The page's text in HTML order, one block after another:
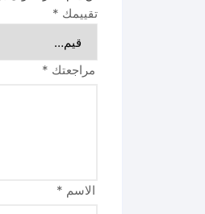
تقييمك *
مراجعتك *
الاسم *